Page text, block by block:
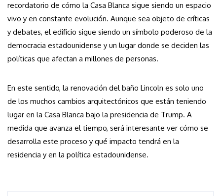
recordatorio de cómo la Casa Blanca sigue siendo un espacio
vivo y en constante evolución. Aunque sea objeto de críticas
y debates, el edificio sigue siendo un símbolo poderoso de la
democracia estadounidense y un lugar donde se deciden las
políticas que afectan a millones de personas.
En este sentido, la renovación del baño Lincoln es solo uno
de los muchos cambios arquitectónicos que están teniendo
lugar en la Casa Blanca bajo la presidencia de Trump. A
medida que avanza el tiempo, será interesante ver cómo se
desarrolla este proceso y qué impacto tendrá en la
residencia y en la política estadounidense.